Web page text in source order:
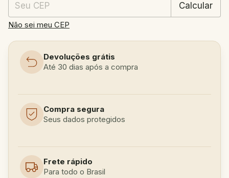
Calcular
Não sei meu CEP
Devoluções grátis
Até 30 dias após a compra
Compra segura
Seus dados protegidos
Frete rápido
Para todo o Brasil